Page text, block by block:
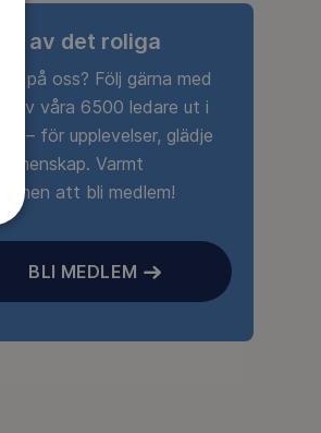
av det roliga
på oss? Följ gärna med
av våra 6500 ledare ut i
– för upplevelser, glädje
Varmt
att bli medlem!
BLI MEDLEM